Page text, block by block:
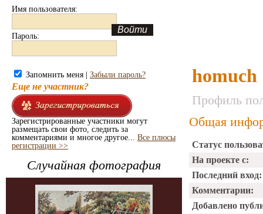
Имя пользователя:
Пароль:
Запомнить меня | Забыли пароль?
Еще не участник?
Зарегистрированные участники могут
размещать свои фото, следить за
комментариями и многое другое... Все плюсы
регистрации >>
Случайная фотография
homuch
Профиль
Общая
Статус
На проекте с:
Последний вход:
Комментарии:
Добавлено